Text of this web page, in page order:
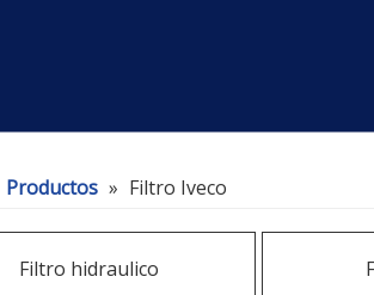
Productos » Filtro Iveco
Filtro hidraulico